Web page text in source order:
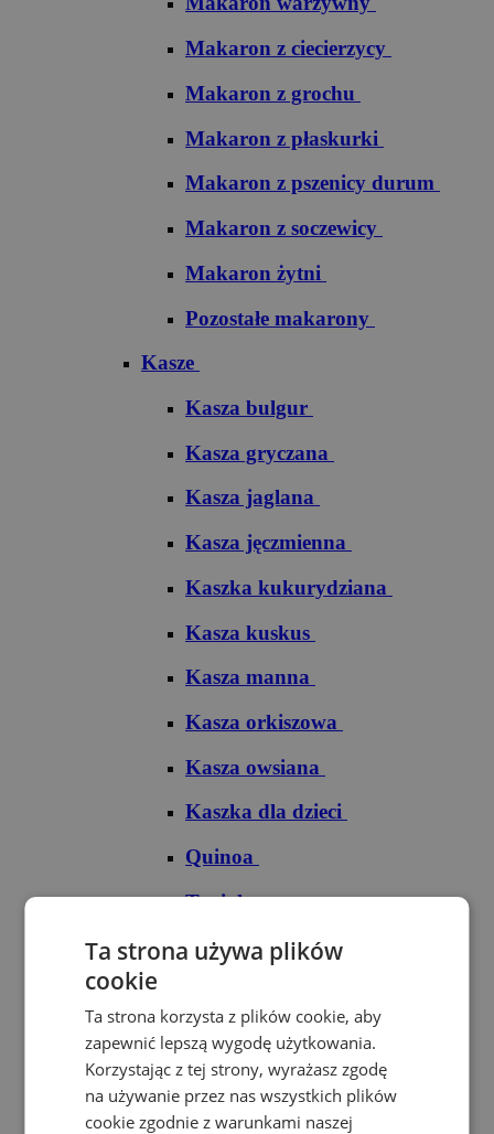
Makaron z ciecierzycy
Makaron z grochu
Makaron z płaskurki
Makaron z pszenicy durum
Makaron z soczewicy
Makaron żytni
Pozostałe makarony
Kasze
Kasza bulgur
Kasza gryczana
Kasza jaglana
Kasza jęczmienna
Kaszka kukurydziana
Kasza kuskus
Kasza manna
Kasza orkiszowa
Kasza owsiana
Kaszka dla dzieci
Quinoa
Tapioka
Ryże
Ryż basmati
Ryż biały
Ryż brązowy
Ta strona używa plików
cookie
Ta strona korzysta z plików cookie, aby
zapewnić lepszą wygodę użytkowania.
Korzystając z tej strony, wyrażasz zgodę
na używanie przez nas wszystkich plików
cookie zgodnie z warunkami naszej